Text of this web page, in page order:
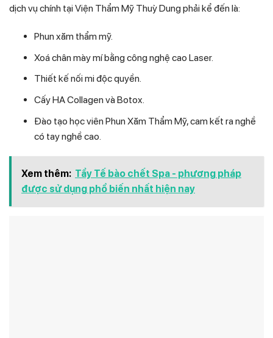
dịch vụ chính tại Viện Thẩm Mỹ Thuỳ Dung phải kể đến là:
Phun xăm thẩm mỹ.
Xoá chân mày mí bằng công nghệ cao Laser.
Thiết kế nối mi độc quyền.
Cấy HA Collagen và Botox.
Đào tạo học viên Phun Xăm Thẩm Mỹ, cam kết ra nghề
có tay nghề cao.
Xem thêm: Tẩy Tế bào chết Spa - phương pháp
được sử dụng phổ biến nhất hiện nay